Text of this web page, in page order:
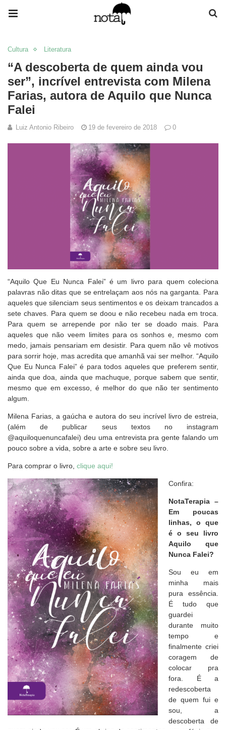
Cultura Literatura
“A descoberta de quem ainda vou
ser”, incrível entrevista com Milena
Farias, autora de Aquilo que Nunca
Falei
Luiz Antonio Ribeiro 19 de fevereiro de 2018 0
“Aquilo Que Eu Nunca Falei” é um livro para quem coleciona
palavras não ditas que se entrelaçam aos nós na garganta. Para
aqueles que silenciam seus sentimentos e os deixam trancados a
sete chaves. Para quem se doou e não recebeu nada em troca.
Para quem se arrepende por não ter se doado mais. Para
aqueles que não veem limites para os sonhos e, mesmo com
medo, jamais pensariam em desistir. Para quem não vê motivos
para sorrir hoje, mas acredita que amanhã vai ser melhor. “Aquilo
Que Eu Nunca Falei” é para todos aqueles que preferem sentir,
ainda que doa, ainda que machuque, porque sabem que sentir,
mesmo que em excesso, é melhor do que não ter sentimento
algum.
Milena Farias, a gaúcha e autora do seu incrível livro de estreia,
(além de publicar seus textos no instagram
@aquiloquenuncafalei) deu uma entrevista pra gente falando um
pouco sobre a vida, sobre a arte e sobre seu livro.
Para comprar o livro, clique aqui!
Confira:
NotaTerapia –
Em poucas
linhas, o que
é o seu livro
Aquilo que
Nunca Falei?
Sou eu em
minha mais
pura essência.
É tudo que
guardei
durante muito
tempo e
finalmente criei
coragem de
colocar pra
fora. É a
redescoberta
de quem fui e
sou, a
descoberta de